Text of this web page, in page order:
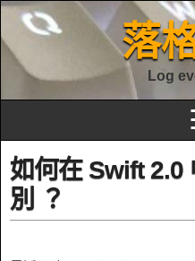
落
Log
如何在 Swift 2.0
別 ？